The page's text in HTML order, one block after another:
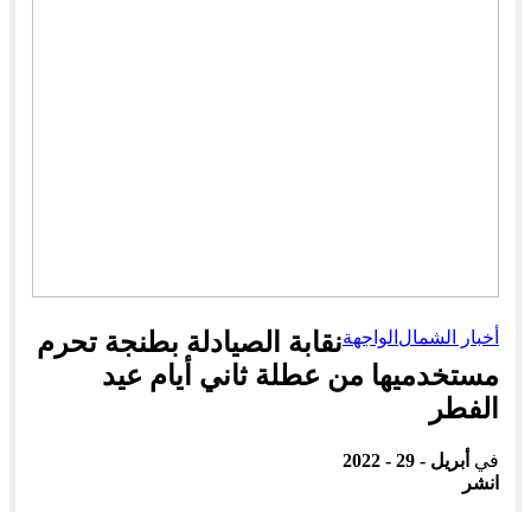
أخبار الشمال الواجهةنقابة الصيادلة بطنجة تحرم
مستخدميها من عطلة ثاني أيام عيد
الفطر
في أبريل - 29 - 2022
انشر